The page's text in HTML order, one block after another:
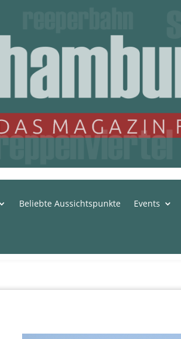
Beliebte Aussichtspunkte Events